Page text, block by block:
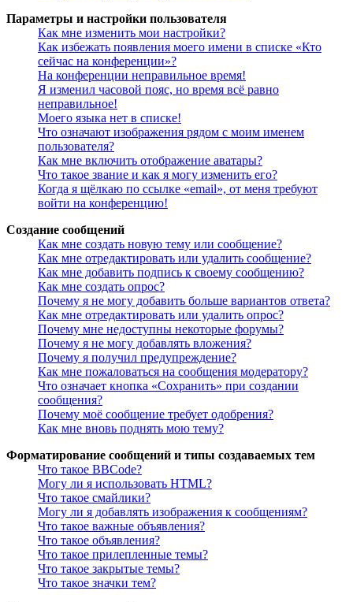
Параметры и настройки пользователя
Как мне изменить мои настройки?
Как избежать появления моего имени в списке «Кто
сейчас на конференции»?
На конференции неправильное время!
Я изменил часовой пояс, но время всё равно
неправильное!
Моего языка нет в списке!
Что означают изображения рядом с моим именем
пользователя?
Как мне включить отображение аватары?
Что такое звание и как я могу изменить его?
Когда я щёлкаю по ссылке «email», от меня требуют
войти на конференцию!
Создание сообщений
Как мне создать новую тему или сообщение?
Как мне отредактировать или удалить сообщение?
Как мне добавить подпись к своему сообщению?
Как мне создать опрос?
Почему я не могу добавить больше вариантов ответа?
Как мне отредактировать или удалить опрос?
Почему мне недоступны некоторые форумы?
Почему я не могу добавлять вложения?
Почему я получил предупреждение?
Как мне пожаловаться на сообщения модератору?
Что означает кнопка «Сохранить» при создании
сообщения?
Почему моё сообщение требует одобрения?
Как мне вновь поднять мою тему?
Форматирование сообщений и типы создаваемых тем
Что такое BBCode?
Могу ли я использовать HTML?
Что такое смайлики?
Могу ли я добавлять изображения к сообщениям?
Что такое важные объявления?
Что такое объявления?
Что такое прилепленные темы?
Что такое закрытые темы?
Что такое значки тем?